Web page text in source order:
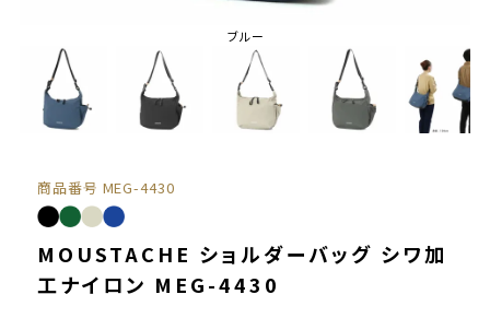
ブルー
商品番号 MEG-4430
MOUSTACHE ショルダーバッグ シワ加
工ナイロン MEG-4430